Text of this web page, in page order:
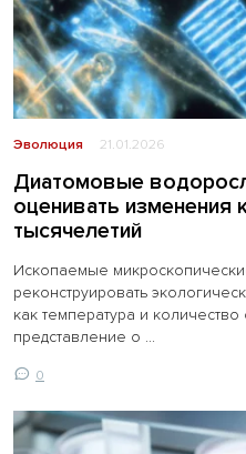
Эволюция 21.01.2026
Диатомовые
оценивать изменения
тысячелетий
Ископаемые
реконструировать
как температура и
представление о ...
0